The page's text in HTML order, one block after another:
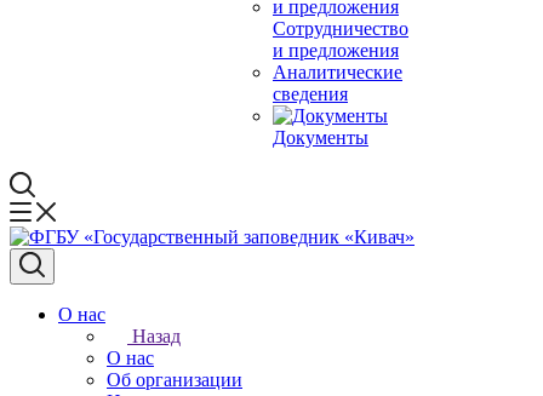
Сотрудничество
и предложения
Аналитические
сведения
Документы
О нас
Назад
О нас
Об организации